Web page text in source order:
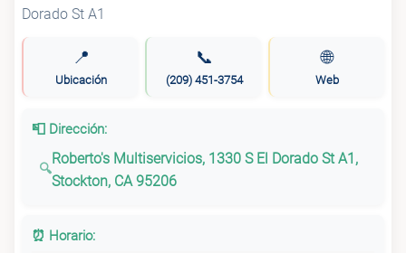
📍
Ubicación
📞
(209) 451-3754
🌐
Web
📮 Dirección:
Roberto's Multiservicios, 1330 S El Dorado St A1,
Stockton, CA 95206
⏰ Horario: